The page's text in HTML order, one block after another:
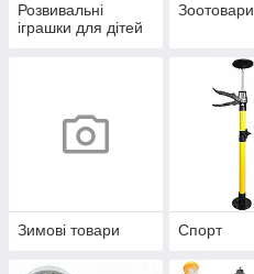
Розвивальні
іграшки для дітей
Зоотовари
Зимові товари Спорт